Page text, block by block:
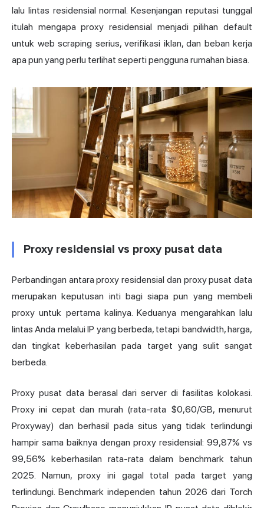
lalu lintas residensial normal. Kesenjangan reputasi tunggal
itulah mengapa proxy residensial menjadi pilihan default
untuk web scraping serius, verifikasi iklan, dan beban kerja
apa pun yang perlu terlihat seperti pengguna rumahan biasa.
Proxy residensial vs proxy pusat data
Perbandingan antara proxy residensial dan proxy pusat data
merupakan keputusan inti bagi siapa pun yang membeli
proxy untuk pertama kalinya. Keduanya mengarahkan lalu
lintas Anda melalui IP yang berbeda, tetapi bandwidth, harga,
dan tingkat keberhasilan pada target yang sulit sangat
berbeda.
Proxy pusat data berasal dari server di fasilitas kolokasi.
Proxy ini cepat dan murah (rata-rata $0,60/GB, menurut
Proxyway) dan berhasil pada situs yang tidak terlindungi
hampir sama baiknya dengan proxy residensial: 99,87% vs
99,56% keberhasilan rata-rata dalam benchmark tahun
2025. Namun, proxy ini gagal total pada target yang
terlindungi. Benchmark independen tahun 2026 dari Torch